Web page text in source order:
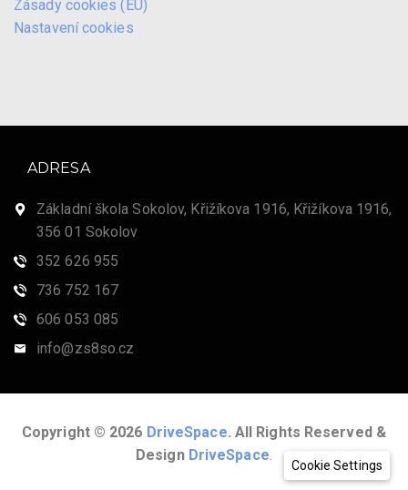
Zásady cookies (EU)
Nastavení cookies
ADRESA
Základní škola Sokolov, Křižíkova 1916, Křižíkova 1916,
356 01 Sokolov
352 626 955
736 752 167
606 053 085
info@zs8so.cz
Copyright © 2026 DriveSpace. All Rights Reserved &
Design DriveSpace.
Cookie Settings